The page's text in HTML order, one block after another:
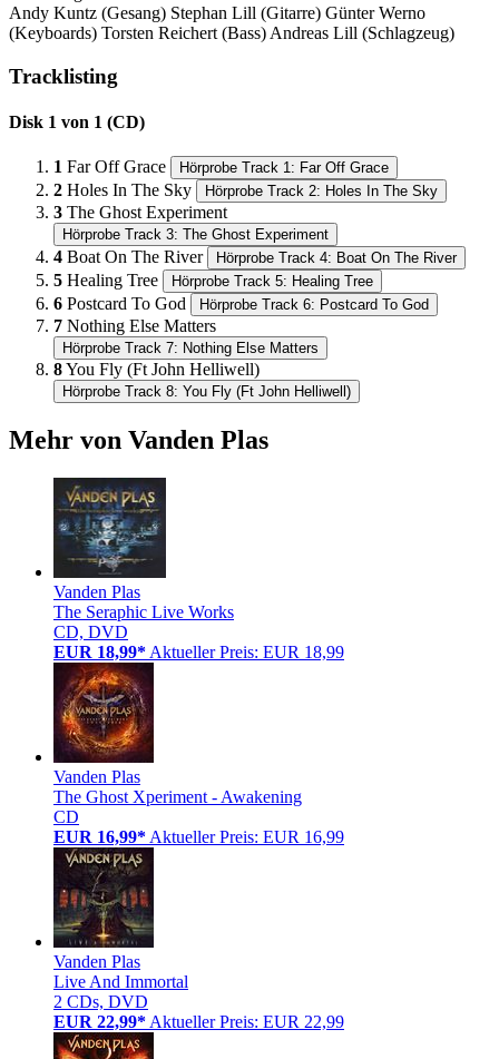
Andy Kuntz (Gesang) Stephan Lill (Gitarre) Günter Werno
(Keyboards) Torsten Reichert (Bass) Andreas Lill (Schlagzeug)
Tracklisting
Disk 1 von 1 (CD)
1 Far Off Grace Hörprobe Track 1: Far Off Grace
2 Holes In The Sky Hörprobe Track 2: Holes In The Sky
3 The Ghost Experiment
Hörprobe Track 3: The Ghost Experiment
4 Boat On The River Hörprobe Track 4: Boat On The River
5 Healing Tree Hörprobe Track 5: Healing Tree
6 Postcard To God Hörprobe Track 6: Postcard To God
7 Nothing Else Matters
Hörprobe Track 7: Nothing Else Matters
8You Fly (Ft John Helliwell)
Hörprobe Track 8: You Fly (Ft John Helliwell)
Mehr von Vanden Plas
Vanden Plas
The Seraphic Live Works
CD, DVD
EUR 18,99* Aktueller Preis: EUR 18,99
Vanden Plas
The Ghost Xperiment - Awakening
CD
EUR 16,99* Aktueller Preis: EUR 16,99
Vanden Plas
Live And Immortal
2 CDs, DVD
EUR 22,99* Aktueller Preis: EUR 22,99